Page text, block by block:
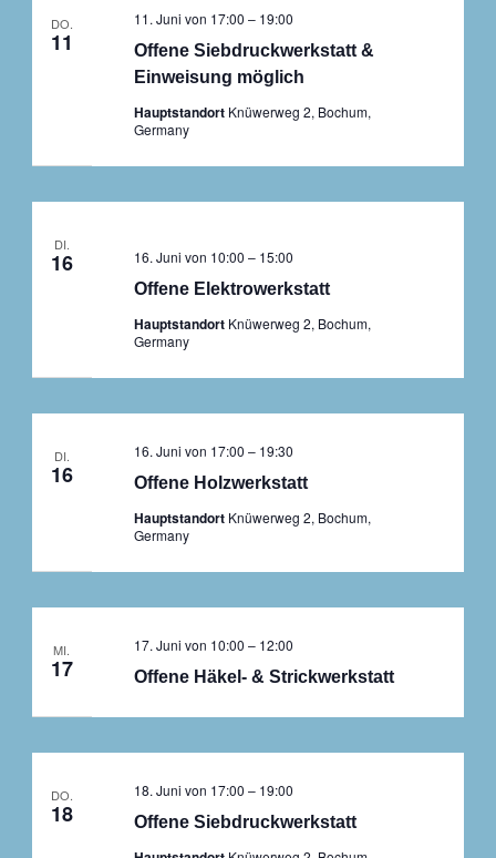
DO.
11
Offene Siebdruckwerkstatt &
Einweisung möglich
11. Juni von 17:00 – 19:00
Hauptstandort Knüwerweg 2, Bochum,
Germany
DI.
16
Offene Elektrowerkstatt
16. Juni von 10:00 – 15:00
Hauptstandort Knüwerweg 2, Bochum,
Germany
DI.
16 Offene Holzwerkstatt
16. Juni von 17:00 – 19:30
Hauptstandort Knüwerweg 2, Bochum,
Germany
MI.
17 Offene Häkel- & Strickwerkstatt
17. Juni von 10:00 – 12:00
DO.
18 Offene Siebdruckwerkstatt
18. Juni von 17:00 – 19:00